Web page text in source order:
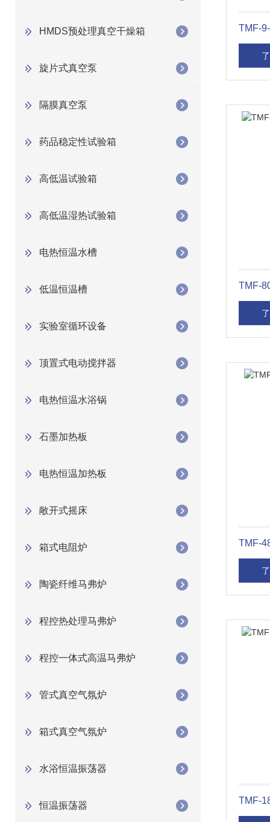
HMDS预处理真空干燥箱
旋片式真空泵
隔膜真空泵
药品稳定性试验箱
高低温试验箱
高低温湿热试验箱
电热恒温水槽
低温恒温槽
实验室循环设备
顶置式电动搅拌器
电热恒温水浴锅
石墨加热板
电热恒温加热板
敞开式摇床
箱式电阻炉
陶瓷纤维马弗炉
程控热处理马弗炉
程控一体式高温马弗炉
管式真空气氛炉
箱式真空气氛炉
水浴恒温振荡器
恒温振荡器
TMF-
TMF-